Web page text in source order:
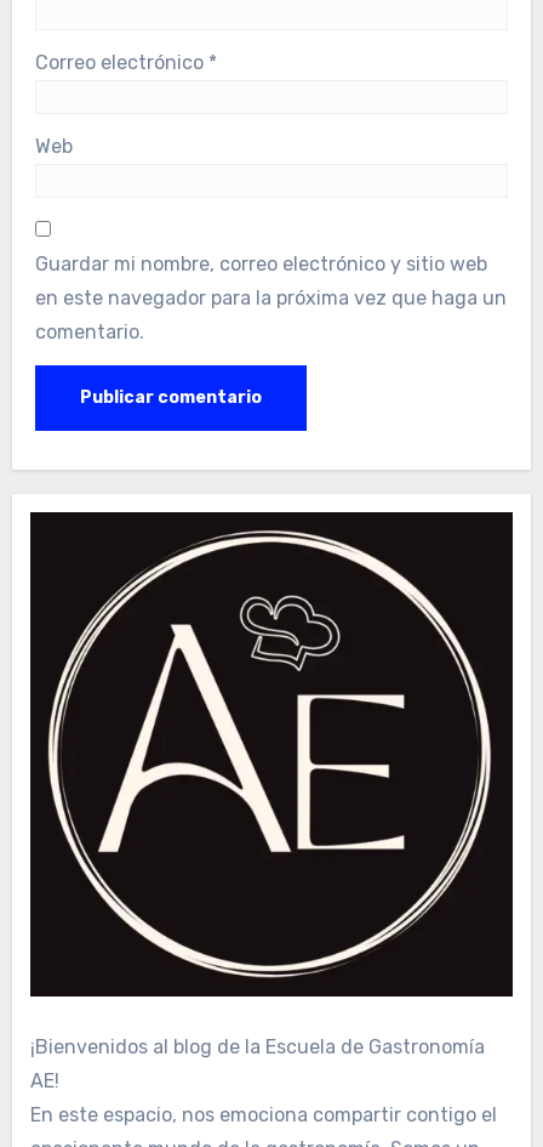
Correo electrónico *
Web
Guardar mi nombre, correo electrónico y sitio web
en este navegador para la próxima vez que haga un
comentario.
¡Bienvenidos al blog de la Escuela de Gastronomía
AE!
En este espacio, nos emociona compartir contigo el